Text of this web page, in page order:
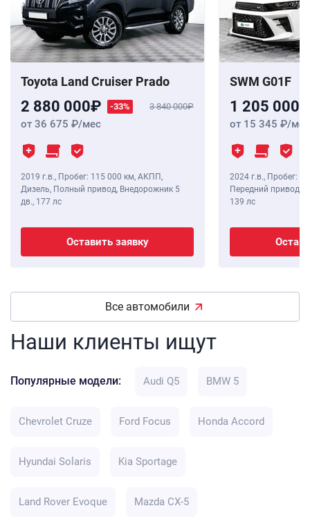
Toyota Land Cruiser Prado
2 880 000 -33% 3 840 000
от 36 675 /мес
2019 г.в., Пробег: 115 000 км, АКПП,
Дизель, Полный привод, Внедорожник 5
дв., 177 лс
Оставить заявку
SWM G01F
1 205 000
от 15 345 /мес
2024 г.в., Пробег: 8
Передний привод,
139 лс
Все автомобили
Наши клиенты ищут
Популярные модели: Audi Q5 BMW 5
Chevrolet Cruze Ford Focus Honda Accord
Hyundai Solaris Kia Sportage
Land Rover Evoque Mazda CX-5